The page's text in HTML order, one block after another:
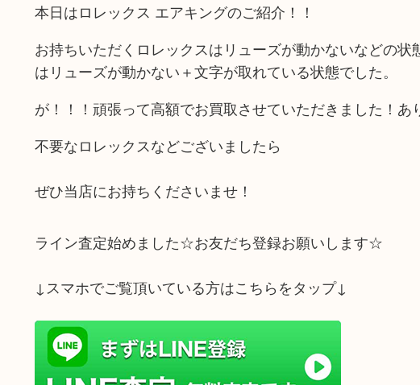
本日はロレックス エアキングのご紹介！！
お持ちいただくロレックスはリューズが動かないなどの
はリューズが動かない＋文字が取れている状態でした。
が！！！頑張って高額でお買取させていただきました！あ
不要なロレックスなどございましたら
ぜひ当店にお持ちくださいませ！
ライン査定始めました☆お友だち登録お願いします☆
↓スマホでご覧頂いている方はこちらをタップ↓